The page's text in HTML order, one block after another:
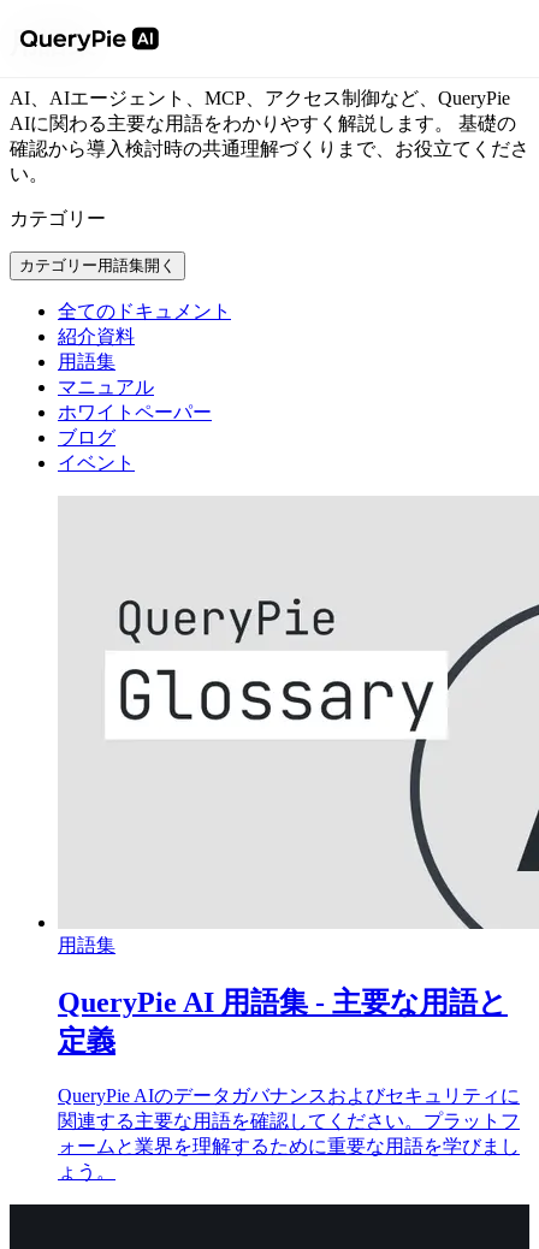
用語集
AI、AIエージェント、MCP、アクセス制御など、QueryPie
AIに関わる主要な用語をわかりやすく解説します。 基礎の
確認から導入検討時の共通理解づくりまで、お役立てくださ
い。
カテゴリー
カテゴリー用語集開く
全てのドキュメント
紹介資料
用語集
マニュアル
ホワイトペーパー
ブログ
イベント
用語集
QueryPie AI 用語集 - 主要な用語と
定義
QueryPie AIのデータガバナンスおよびセキュリティに
関連する主要な用語を確認してください。プラットフ
ォームと業界を理解するために重要な用語を学びまし
ょう。